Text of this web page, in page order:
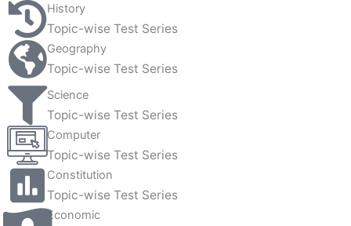
History
Topic-wise Test Series
Geography
Topic-wise Test Series
Science
Topic-wise Test Series
Computer
Topic-wise Test Series
Constitution
Topic-wise Test Series
Economic